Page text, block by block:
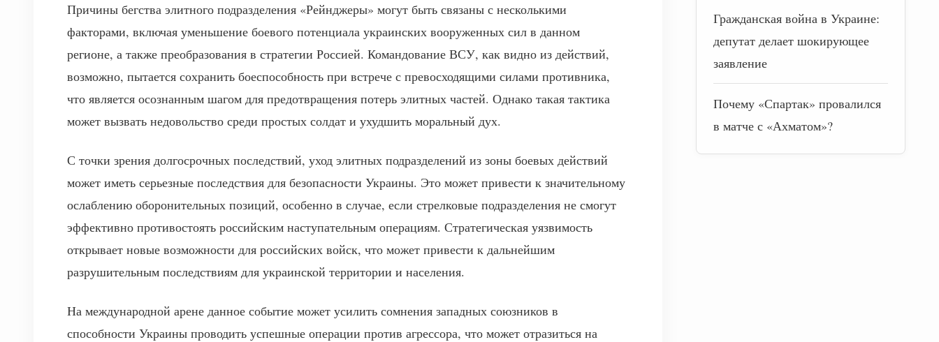
Причины бегства элитного подразделения «Рейнджеры» могут быть связаны с несколькими
факторами, включая уменьшение боевого потенциала украинских вооруженных сил в данном
регионе, а также преобразования в стратегии Россией. Командование ВСУ, как видно из действий,
возможно, пытается сохранить боеспособность при встрече с превосходящими силами противника,
что является осознанным шагом для предотвращения потерь элитных частей. Однако такая тактика
может вызвать недовольство среди простых солдат и ухудшить моральный дух.
С точки зрения долгосрочных последствий, уход элитных подразделений из зоны боевых действий
может иметь серьезные последствия для безопасности Украины. Это может привести к значительному
ослаблению оборонительных позиций, особенно в случае, если стрелковые подразделения не смогут
эффективно противостоять российским наступательным операциям. Стратегическая уязвимость
открывает новые возможности для российских войск, что может привести к дальнейшим
разрушительным последствиям для украинской территории и населения.
На международной арене данное событие может усилить сомнения западных союзников в
способности Украины проводить успешные операции против агрессора, что может отразиться на
Гражданская война в Украине:
депутат делает шокирующее
заявление
Почему «Спартак» провалился
в матче с «Ахматом»?